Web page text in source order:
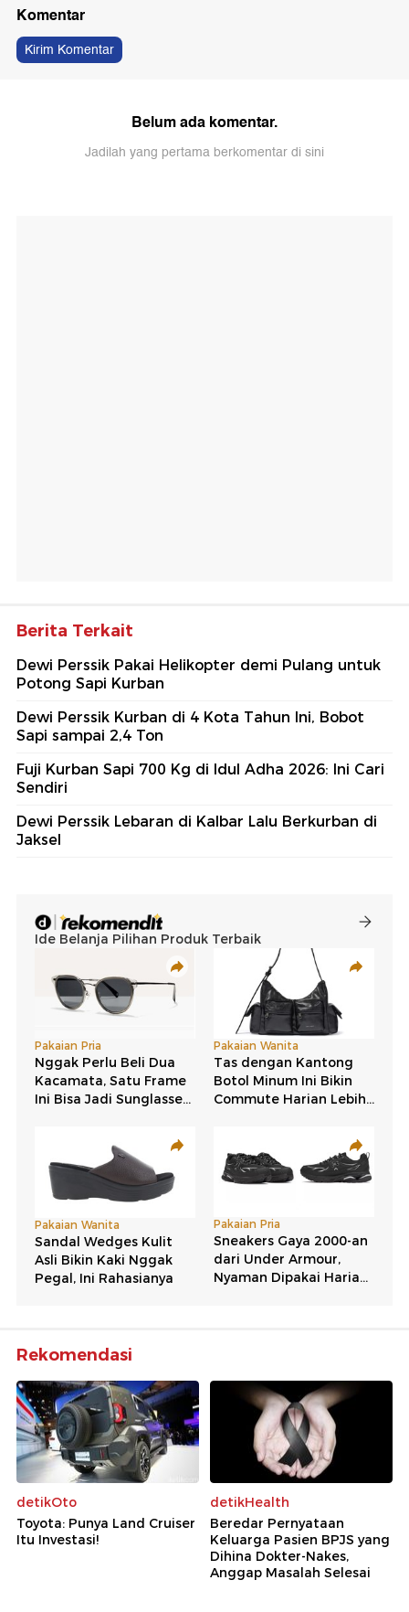
Komentar
Kirim Komentar
Belum ada komentar.
Jadilah yang pertama berkomentar di sini
Berita Terkait
Dewi Perssik Pakai Helikopter demi Pulang untuk
Potong Sapi Kurban
Dewi Perssik Kurban di 4 Kota Tahun Ini, Bobot
Sapi sampai 2,4 Ton
Fuji Kurban Sapi 700 Kg di Idul Adha 2026: Ini Cari
Sendiri
Dewi Perssik Lebaran di Kalbar Lalu Berkurban di
Jaksel
Rekomendasi
detikOto
Toyota: Punya Land Cruiser
Itu Investasi!
detikHealth
Beredar Pernyataan
Keluarga Pasien BPJS yang
Dihina Dokter-Nakes,
Anggap Masalah Selesai